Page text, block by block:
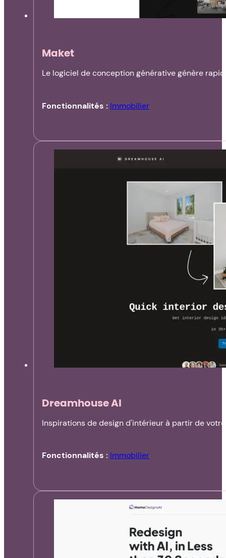
Maket
Le logiciel de conception générative génère
Fonctionnalités : Immobilier
Dreamhouse AI
Inspirations de design d'intérieur à partir de
Fonctionnalités : Immobilier